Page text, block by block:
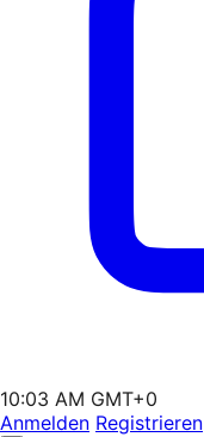
10:03 AM GMT+0
Anmelden Registrieren